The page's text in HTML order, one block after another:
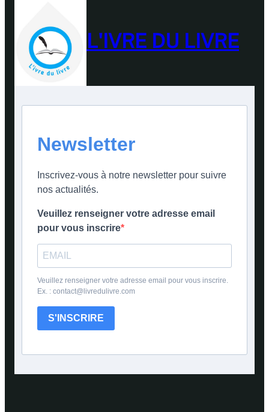
L'IVRE DU LIVRE
Newsletter
Inscrivez-vous à notre newsletter pour suivre
nos actualités.
Veuillez renseigner votre adresse email
pour vous inscrire
Veuillez renseigner votre adresse email pour vous inscrire.
Ex. : contact@livredulivre.com
S'INSCRIRE